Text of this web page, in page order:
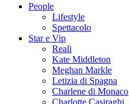
People
Lifestyle
Spettacolo
Star e Vip
Reali
Kate Middleton
Meghan Markle
Letizia di Spagna
Charlene di Monaco
Charlotte Casiraghi